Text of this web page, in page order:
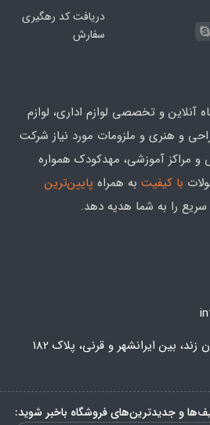
دریافت کد رهگیری
سفارش
آنلاین و تخصصی لوازم اداری، لوازم
و هنری و ملزومات مورد نیاز شرکت
و مراکز آموزشی، مهدکودک همواره
با کیفیت به همراه پایین‌ترین
را به شما هدیه‌ دهد.
بین ایرانشهر و قرنی، پلاک 182
و جدیدترین‌های فروشگاه باخبر شوید: